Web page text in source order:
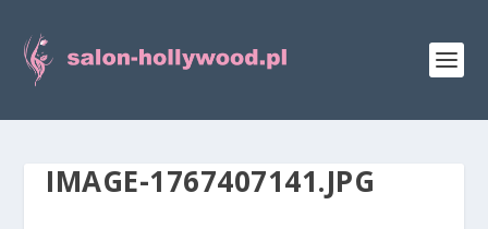
IMAGE-1767407141.JPG